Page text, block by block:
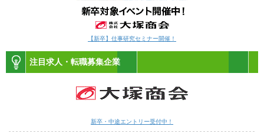
【新卒】仕事研究セミナー開催！
注目求人・転職募集企業
新卒・中途エントリー受付中！